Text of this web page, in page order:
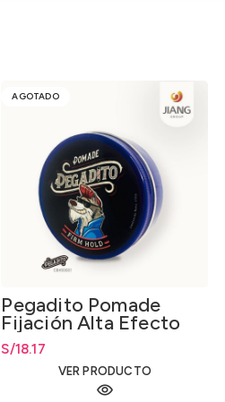
AGOTADO
Pegadito Pomade
Fijación Alta Efecto
Húmedo 150gr.
S/18.17
VER PRODUCTO